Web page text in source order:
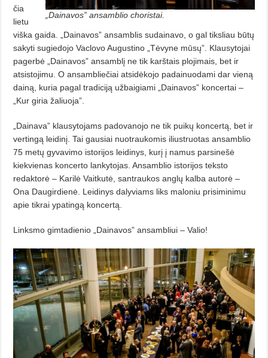
„Dainavos” ansamblio choristai.
čia
lietu
viška gaida. „Dainavos” ansamblis sudainavo, o gal tiksliau būtų
sakyti sugiedojo Vaclovo Augustino „Tė­vyne mūsų”. Klausytojai
pagerbė „Dainavos” ansamblį ne tik karštais plojimais, bet ir
atsistojimu. O ansam­b­­­liečiai atsidėkojo padainuodami dar vieną
dainą, kuria pagal tradiciją užbai­giami „Dainavos” koncertai –
„Kur giria žaliuoja”.
„Dainava” klausytojams padovanojo ne tik puikų koncertą, bet ir
vertin­­­gą leidinį. Tai gausiai nuotraukomis iliustruotas ansamblio
75 metų gyvavi­mo istorijos leidinys, kurį į namus par­­sinešė
kiekvienas koncerto lankyto­jas. Ansamblio istorijos teksto
redak­torė – Karilė Vaitkutė, santraukos anglų kalba autorė –
Ona Daugirdienė. Leidinys dalyviams liks maloniu prisi­minimu
apie tikrai ypatingą koncertą.
Linksmo gimtadienio „Dainavos” ansambliui – Valio!